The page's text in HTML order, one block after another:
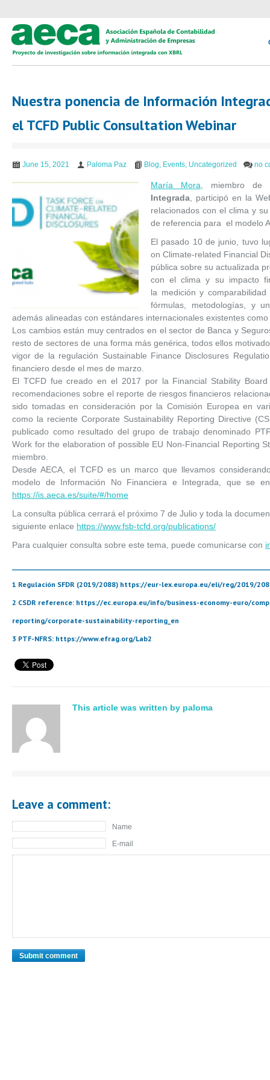
Nuestra ponencia de Información
el TCFD Public Consultation Webinar
June 15, 2021 Paloma Paz Blog, Events, Uncategorized no
María Mora , miembro
Integrada , participó en la
relacionados con el clima y
de referencia para el modelo
El pasado 10 de junio, tuvo
on Climate-related Financial
pública sobre su actualizada
con el clima y su impacto
la medición y
fórmulas, metodologías, y
además alineadas con estándares internacionales existentes como
Los cambios están muy centrados en el sector de Banca y
resto de sectores de una forma más genérica, todos ellos
vigor de la regulación Sustainable Finance Disclosures
financiero desde el mes de marzo.
El TCFD fue creado en el 2017 por la Financial Stability
recomendaciones sobre el reporte de riesgos financieros
sido tomadas en consideración por la Comisión Europea en
como la reciente Corporate Sustainability Reporting Directive
publicado como resultado del grupo de trabajo denominado
Work for the elaboration of possible EU Non-Financial Reporting
miembro.
Desde AECA, el TCFD es un marco que llevamos
modelo de Información No Financiera e Integrada, que se
https://is.aeca.es/suite/#/home
La consulta pública cerrará el próximo 7 de Julio y toda la
siguiente enlace https://www.fsb-tcfd.org/publications/
Para cualquier consulta sobre este tema, puede comunicarse con
1 Regulación SFDR (2019/2088) https://eur-lex.europa.eu/eli/reg/2019/
2 CSDR reference: https://ec.europa.eu/info/business-economy-euro/
reporting/corporate-sustainability-reporting_en
3 PTF-NFRS: https://www.efrag.org/Lab2
This article was written by paloma
Leave a comment:
Name
E-mail
Submit comment